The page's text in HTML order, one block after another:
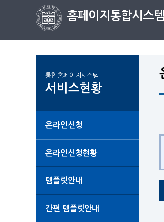
홈페이지통합시스템
통합홈페이지시스템
서비스현황
온라인신청
온라인신청현황
템플릿안내
간편 템플릿안내